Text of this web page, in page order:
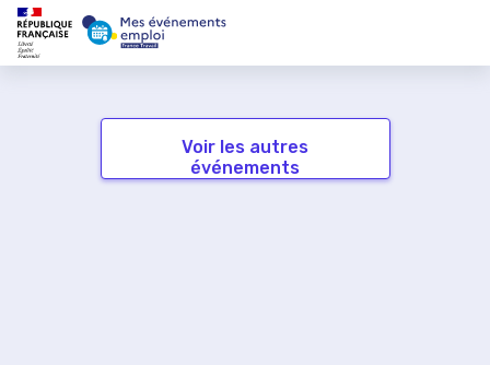
Voir les autres
événements